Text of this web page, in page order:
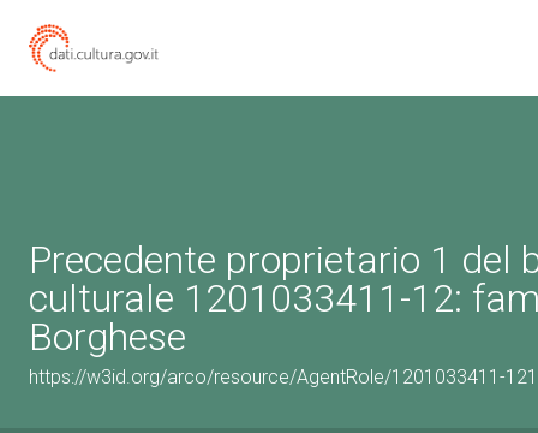
Precedente proprietario 1 del
culturale 1201033411-12:
Borghese
https://w3id.org/arco/resource/AgentRole/1201033411-